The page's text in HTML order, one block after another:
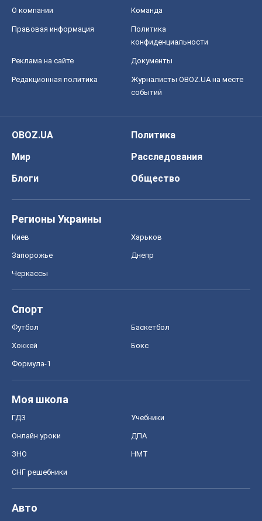
О компании Команда
Правовая информация
Политика
конфиденциальности
Реклама на сайте Документы
Редакционная политика
Журналисты OBOZ.UA на месте
событий
OBOZ.UA
Политика
Мир
Расследования
Блоги
Общество
Регионы Украины
Киев Харьков
Запорожье Днепр
Черкассы
Спорт
Футбол Баскетбол
Хоккей Бокс
Формула-1
Моя школа
ГДЗ Учебники
Онлайн уроки ДПА
ЗНО НМТ
СНГ решебники
Авто